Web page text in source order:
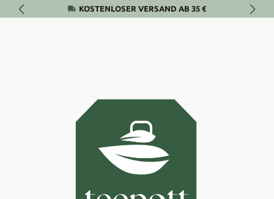
Zum Hauptinhalt springenKOSTENLOSER VERSAND AB 35 €